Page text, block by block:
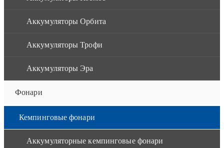
Аккумуляторы Орбита
Аккумуляторы Трофи
Аккумуляторы Эра
Фонари
Кемпинговые фонари
Аккумуляторные кемпинговые фонари